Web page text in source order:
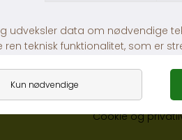
Butikkerne
Om os
Fragt og
Cookie og